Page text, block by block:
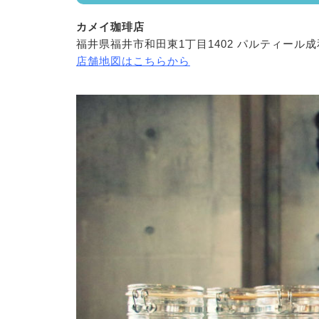
カメイ珈琲店
福井県福井市和田東1丁目1402 パルティール
店舗地図はこちらから